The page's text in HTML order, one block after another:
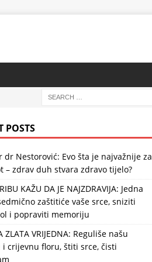
POSTS
dr Nestorović: Evo šta je najvažnije za
– zdrav duh stvara zdravo tijelo?
KAŽU DA JE NAJZDRAVIJA: Jedna
zaštitiće vaše srce, sniziti
i popraviti memoriju
ZLATA VRIJEDNA: Reguliše našu
i crijevnu floru, štiti srce, čisti